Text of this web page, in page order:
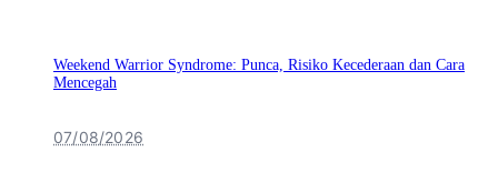
Weekend Warrior Syndrome: Punca, Risiko Kecederaan dan Cara
Mencegah
07/08/2026